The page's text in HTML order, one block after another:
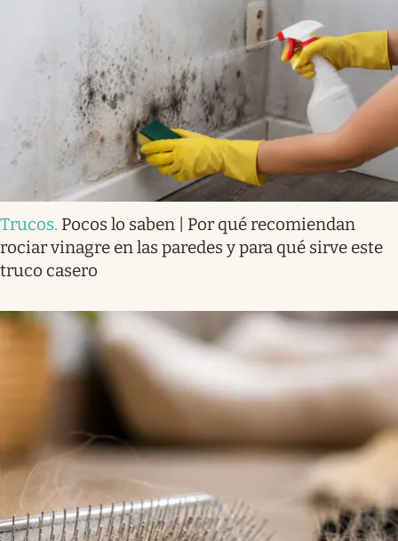
Trucos. Pocos lo saben | Por qué recomiendan
rociar vinagre en las paredes y para qué sirve este
truco casero